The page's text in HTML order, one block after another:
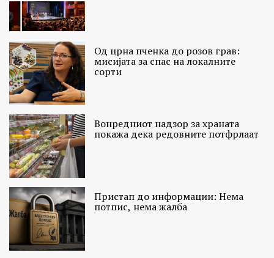
Од црна пченка до розов грав:
мисијата за спас на локалните
сорти
Вонредниот надзор за храната
покажа дека редовните потфрлаат
Пристап до информации: Нема
потпис, нема жалба